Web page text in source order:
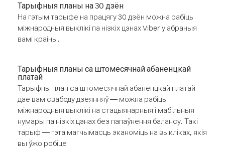
Тарыфныя планы на 30 дзён
На гэтым тарыфе на працягу 30 дзён можна рабіць
міжнародныя выклікі па нізкіх цэнах Viber у абраныя
вамі краіны.
Тарыфныя планы са штомесячнай абаненцкай
платай
Тарыфны план са штомесячнай абаненцкай платай
дае вам свабоду дзеянняў — можна рабіць
міжнародныя выклікі на стацыянарныя і мабільныя
нумары па нізкіх цэнах без папаўнення балансу. Такі
тарыф — гэта магчымасць эканоміць на выкліках, якія
вы ўжо робіце